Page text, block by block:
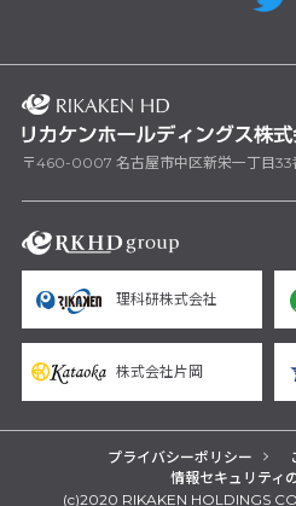
〒460-0007 名古屋市中区新栄一丁目33
理科研株式会社
株式会社片岡
プライバシーポリシー
情報セキュリティ
(c)2020 RIKAKEN HOLDINGS